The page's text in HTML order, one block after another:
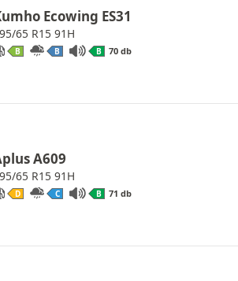
Ecowing ES31
65 R15 91H
B B B 70 db
A609
65 R15 91H
D C B 71 db